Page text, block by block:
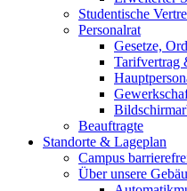
Studentische
Personalrat
Gesetze,
Tarifvertrag
Beauftragte
Standorte & Lageplan
Campus
Über unsere